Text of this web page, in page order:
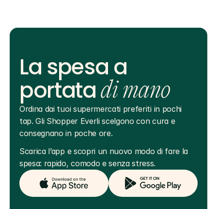
La spesa a
portatadi mano
Ordina dai tuoi supermercati preferiti in pochi
tap. Gli Shopper Everli scelgono con cura e
consegnano in poche ore.
Scarica l’app e scopri un nuovo modo di fare la
spesa: rapido, comodo e senza stress.